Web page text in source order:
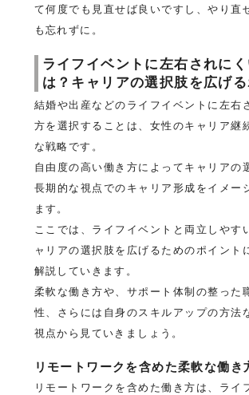
て何度でも見直せば良いですし、やり直
も忘れずに。
ライフイベントに左右されに
は？キャリアの選択肢を広げる
結婚や出産などのライフイベントに左右
方を選択することは、女性のキャリア継
な戦略です。
自由度の高い働き方によってキャリアの
長期的な視点でのキャリア形成をイメー
ます。
ここでは、ライフイベントと両立しやす
ャリアの選択肢を広げるためのポイント
解説していきます。
柔軟な働き方や、サポート体制の整った
性、さらには自身のスキルアップの方法
視点から見ていきましょう。
リモートワークを含めた柔軟な働き
リモートワークを含めた働き方は、ライ